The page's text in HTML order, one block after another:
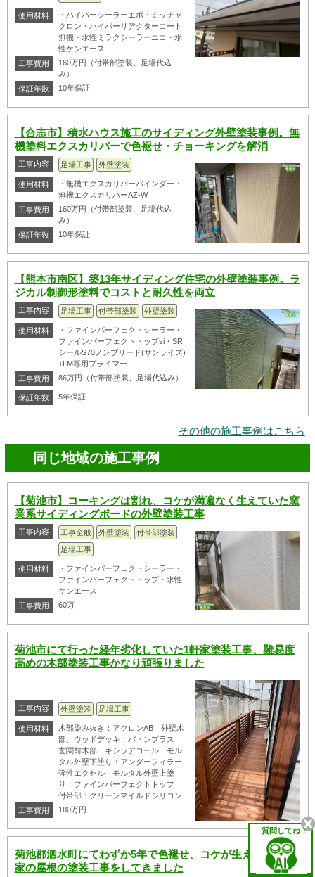
使用材料
・ハイパーシーラーエポ・ミッチャ
クロン・ハイパーリアクターコート
無機・水性ミラクシーラーエコ・水
性ケンエース
工事費用
160万円（付帯部塗装、足場代込
み）
保証年数
10年保証
【合志市】積水ハウス施工のサイディング外壁塗装事例。無
機塗料エクスカリバーで色褪せ・チョーキングを解消
工事内容 足場工事 外壁塗装
使用材料
・無機エクスカリバーバインダー・
無機エクスカリバーAZ-W
工事費用
160万円（付帯部塗装、足場代込
み）
保証年数
10年保証
【熊本市南区】築13年サイディング住宅の外壁塗装事例。ラ
ジカル制御形塗料でコストと耐久性を両立
工事内容 足場工事 付帯部塗装 外壁塗装
使用材料
・ファインパーフェクトシーラー・
ファインパーフェクトトップsi・SR
シールS70ノンブリード(サンライズ)
+LM専用プライマー
工事費用
86万円（付帯部塗装、足場代込み）
保証年数 5年保証
その他の施工事例はこちら
同じ地域の施工事例
【菊池市】コーキングは割れ、コケが満遍なく生えていた窯
業系サイディングボードの外壁塗装工事
工事内容 工事全般 外壁塗装
付帯部塗装
足場工事
使用材料
・ファインパーフェクトシーラー・
ファインパーフェクトトップ・水性
ケンエース
工事費用
60万
菊池市にて行った経年劣化していた1軒家塗装工事、難易度
高めの木部塗装工事かなり頑張りました
工事内容 外壁塗装 足場工事
使用材料
木部染み抜き：アクロンAB 外壁木
部、ウッドデッキ：バトンプラス
玄関前木部：キシラデコール モル
タル外壁下塗り：アンダーフィラー
弾性エクセル モルタル外壁上塗
り：ファインパーフェクトトップ
付帯部：クリーンマイルドシリコン
工事費用
180万円
菊池郡泗水町にてわずか5年で色褪せ、コケが生えてきた1軒
家の屋根の塗装工事をしてきました
質問してね！